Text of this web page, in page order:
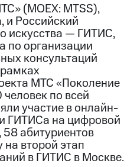
(MOEX: MTSS),
и Российский
искусства — ГИТИС,
по организации
консультаций
МТС «Поколение
по всей
участие в онлайн-
ГИТИСа на цифровой
абитуриентов
второй этап
в ГИТИС в Москве.